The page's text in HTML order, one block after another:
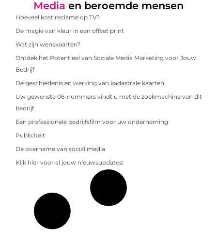
Media en beroemde mensen
Hoeveel kost reclame op TV?
De magie van kleur in een offset print
Wat zijn wenskaarten?
Ontdek het Potentieel van Sociale Media Marketing voor Jouw
Bedrijf
De geschiedenis en werking van kadastrale kaarten
Uw gewenste 06-nummers vindt u met de zoekmachine van dit
bedrijf
Een professionele bedrijfsfilm voor uw onderneming
Publiciteit
De overname van social media
Kijk hier voor al jouw nieuwsupdates!